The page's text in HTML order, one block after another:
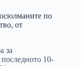
по
от
за
10-